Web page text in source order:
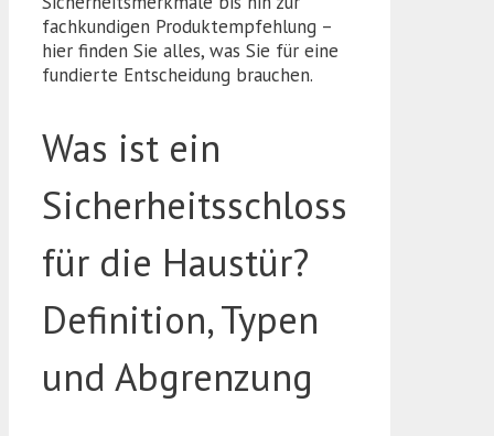
fachkundigen Produktempfehlung –
hier finden Sie alles, was Sie für eine
fundierte Entscheidung brauchen.
Was ist ein
Sicherheitsschloss
für die Haustür?
Definition, Typen
und Abgrenzung